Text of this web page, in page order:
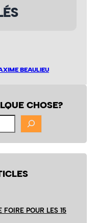
BEAULIEU
CHOSE?
FOIRE POUR LES 15